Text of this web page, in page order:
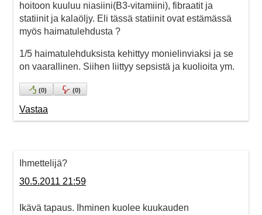
hoitoon kuuluu niasiini(B3-vitamiini), fibraatit ja
statiinit ja kalaöljy. Eli tässä statiinit ovat estämässä
myös haimatulehdusta ?
1/5 haimatulehduksista kehittyy monielinviaksi ja se
on vaarallinen. Siihen liittyy sepsistä ja kuolioita ym.
(0) (0)
Vastaa
Ihmettelijä?
30.5.2011 21:59
Ikävä tapaus. Ihminen kuolee kuukauden